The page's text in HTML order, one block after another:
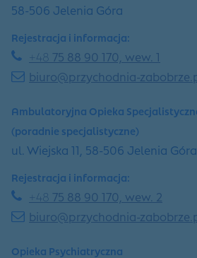
58-506 Jelenia Góra
Rejestracja i informacja:
+48 75 88 90 170, wew. 1
biuro@przychodnia-
Ambulatoryjna Opieka
(poradnie specjalistyczne)
ul. Wiejska 11, 58-506 Jelenia Góra
Rejestracja i informacja:
+48 75 88 90 170, wew. 2
biuro@przychodnia-
Opieka Psychiatryczna